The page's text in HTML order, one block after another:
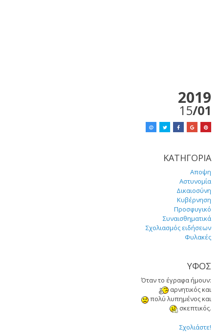
2019
15/01
ΚΑΤΗΓΟΡΙΑ
Αποψη
Αστυνομία
Δικαιοσύνη
Κυβέρνηση
Προσφυγικό
Συναισθηματικά
Σχολιασμός ειδήσεων
Φυλακές
ΥΦΟΣ
Όταν το έγραφα ήμουν:
αρνητικός και
πολύ λυπημένος και
σκεπτικός.
Σχολιάστε!